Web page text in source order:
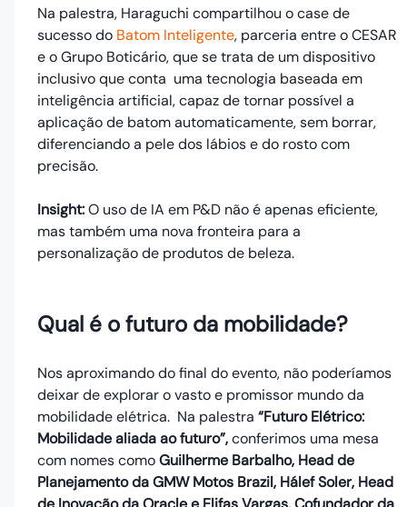
Na palestra, Haraguchi compartilhou o case de
sucesso do Batom Inteligente, parceria entre o CESAR
e o Grupo Boticário, que se trata de um dispositivo
inclusivo que conta uma tecnologia baseada em
inteligência artificial, capaz de tornar possível a
aplicação de batom automaticamente, sem borrar,
diferenciando a pele dos lábios e do rosto com
precisão.
Insight:O uso de IA em P&D não é apenas eficiente,
mas também uma nova fronteira para a
personalização de produtos de beleza.
Qual é o futuro da mobilidade?
Nos aproximando do final do evento, não poderíamos
deixar de explorar o vasto e promissor mundo da
mobilidade elétrica. Na palestra “Futuro Elétrico:
Mobilidade aliada ao futuro”,conferimos uma mesa
com nomes comoGuilherme Barbalho, Head de
Planejamento da GMW Motos Brazil, Hálef Soler, Head